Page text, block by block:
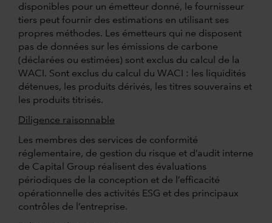
disponibles pour un émetteur donné, le fournisseur
tiers peut fournir des estimations en utilisant ses
propres méthodes. Les émetteurs qui ne disposent
pas de données sur les émissions de carbone
(déclarées ou estimées) sont exclus du calcul de la
WACI. Sont exclus du calcul du WACI : les liquidités
détenues, les produits dérivés, les titres souverains et
les produits titrisés.
Diligence raisonnable
Les membres des services de conformité
réglementaire, de gestion du risque et d’audit interne
de Capital Group réalisent des évaluations
périodiques de la conception et de l’efficacité
opérationnelle des activités ESG et des principaux
contrôles de l’entreprise.